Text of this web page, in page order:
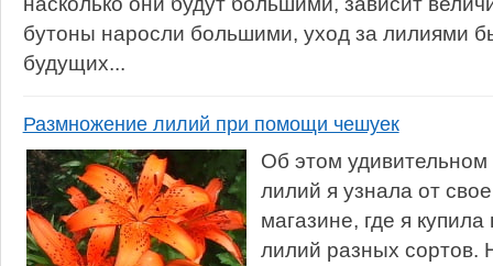
бутоны наросли большими, уход за лилиями
будущих...
Размножение лилий при помощи чешуек
Об этом
лилий я узнала от
магазине, где я
лилий разных сортов.